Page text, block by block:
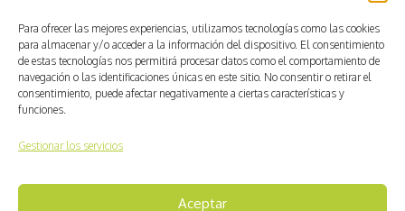
Para ofrecer las mejores experiencias, utilizamos tecnologías como las cookies
para almacenar y/o acceder a la información del dispositivo. El consentimiento
de estas tecnologías nos permitirá procesar datos como el comportamiento de
navegación o las identificaciones únicas en este sitio. No consentir o retirar el
consentimiento, puede afectar negativamente a ciertas características y
funciones.
Gestionar los servicios
Aceptar